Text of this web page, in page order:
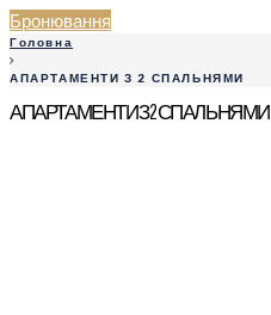
Бронювання
Головна
АПАРТАМЕНТИ З 2 СПАЛЬНЯМИ
АПАРТАМЕНТИ З 2 СПАЛЬНЯМИ